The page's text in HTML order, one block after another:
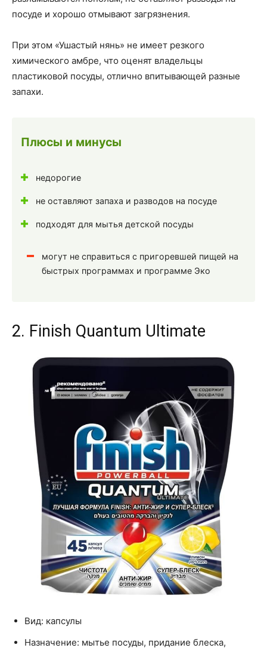
посуде и хорошо отмывают загрязнения.
При этом «Ушастый нянь» не имеет резкого
химического амбре, что оценят владельцы
пластиковой посуды, отлично впитывающей разные
запахи.
Плюсы и минусы
недорогие
не оставляют запаха и разводов на посуде
подходят для мытья детской посуды
могут не справиться с пригоревшей пищей на
быстрых программах и программе Эко
2. Finish Quantum Ultimate
Вид: капсулы
Назначение: мытье посуды, придание блеска,